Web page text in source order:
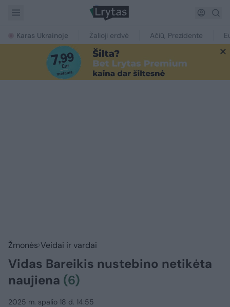
Karas Ukrainoje Žalioji erdvė Ačiū, Prezidente
Žmonės Veidai ir vardai
Vidas Bareikis nustebino netikėta
naujiena (6)
2025 m. spalio 18 d. 14:55